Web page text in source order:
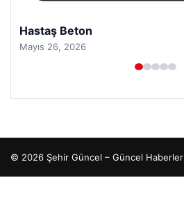
Hastaş Beton
Mayıs 26, 2026
© 2026 Şehir Güncel – Güncel Haberler